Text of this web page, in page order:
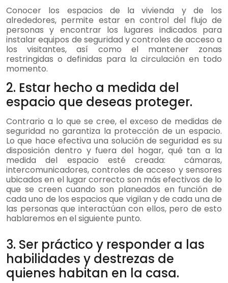
Conocer los espacios de la vivienda y de los
alrededores, permite estar en control del flujo de
personas y encontrar los lugares indicados para
instalar equipos de seguridad y controles de acceso a
los visitantes, así como el mantener zonas
restringidas o definidas para la circulación en todo
momento.
2. Estar hecho a medida del
espacio que deseas proteger. ​
Contrario a lo que se cree, el exceso de medidas de
seguridad no garantiza la protección de un espacio.
Lo que hace efectiva una solución de seguridad es su
disposición dentro y fuera del hogar, qué tan a la
medida del espacio esté creada: cámaras,
intercomunicadores, controles de acceso y sensores
ubicados en el lugar correcto son más efectivos de lo
que se creen cuando son planeados en función de
cada uno de los espacios que vigilan y de cada una de
las personas que interactúan con ellos, pero de esto
hablaremos en el siguiente punto.
3. Ser práctico y responder a las
habilidades y destrezas de
quienes habitan en la casa.